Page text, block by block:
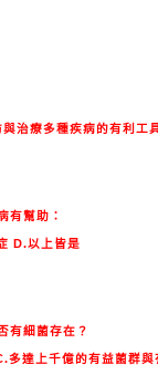
治療多種疾病的有利工
有幫助：
D.以上皆是
有細菌存在？
達上千億的有益菌群